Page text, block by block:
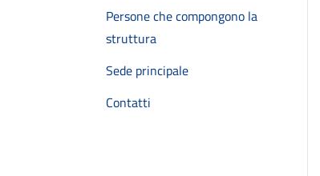
Persone che compongono la
struttura
Sede principale
Contatti